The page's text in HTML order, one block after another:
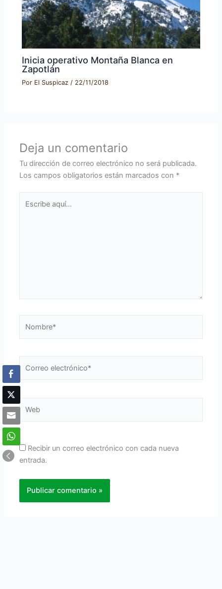
Inicia operativo Montaña Blanca en
Zapotlán
Por El Suspicaz/ 22/11/2018
Deja un comentario
Tu dirección de correo electrónico no será publicada.
Los campos obligatorios están marcados con *
Web
Recibir un correo electrónico con cada nueva
entrada.